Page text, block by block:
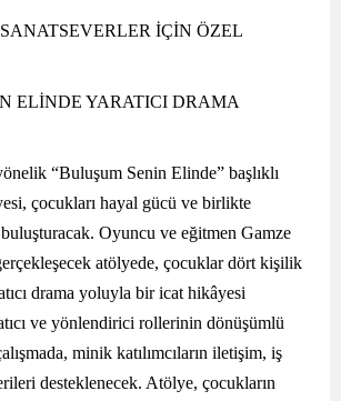
İÇİN ÖZEL
ELİNDE YARATICI DRAMA
“Buluşum Senin Elinde” başlıklı
çocukları hayal gücü ve birlikte
Oyuncu ve eğitmen Gamze
atölyede, çocuklar dört kişilik
drama yoluyla bir icat hikâyesi
ve yönlendirici rollerinin dönüşümlü
minik katılımcıların iletişim, iş
desteklenecek. Atölye, çocukların